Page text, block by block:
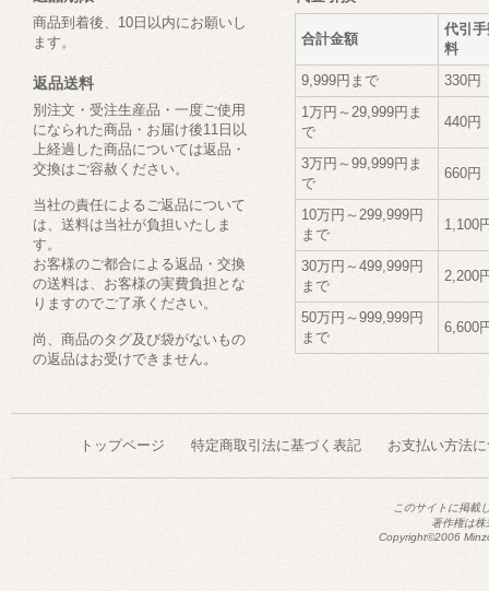
商品到着後、10日以内にお願いし
ます。
返品送料
別注文・受注生産品・一度ご使用
になられた商品・お届け後11日以
上経過した商品については返品・
交換はご容赦ください。
当社の責任によるご返品について
は、送料は当社が負担いたしま
す。
お客様のご都合による返品・交換
の送料は、お客様の実費負担とな
りますのでご了承ください。
尚、商品のタグ及び袋がないもの
の返品はお受けできません。
合計金額
代引
料
9,999円まで
330円
1万円～29,999円ま
で
440円
3万円～99,999円ま
で
660円
10万円～299,999円
まで
1,100
30万円～499,999円
まで
2,200
50万円～999,999円
まで
6,600
トップページ 特定商取引法に基づく表記 お支払い方法
このサイトに掲載
著作権は株
Copyright©2006